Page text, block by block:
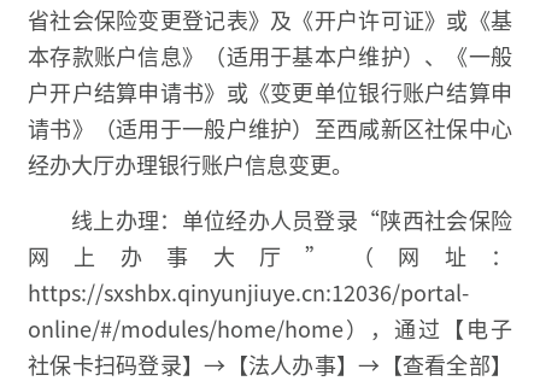
省社会保险变更登记表》及《开户许可证》或《基
本存款账户信息》（适用于基本户维护）、《一般
户开户结算申请书》或《变更单位银行账户结算申
请书》（适用于一般户维护）至西咸新区社保中心
经办大厅办理银行账户信息变更。
线上办理：单位经办人员登录“陕西社会保险
网上办事大厅”（网址：
https://sxshbx.qinyunjiuye.cn:12036/portal-
online/#/modules/home/home），通过【电子
社保卡扫码登录】→【法人办事】→【查看全部】